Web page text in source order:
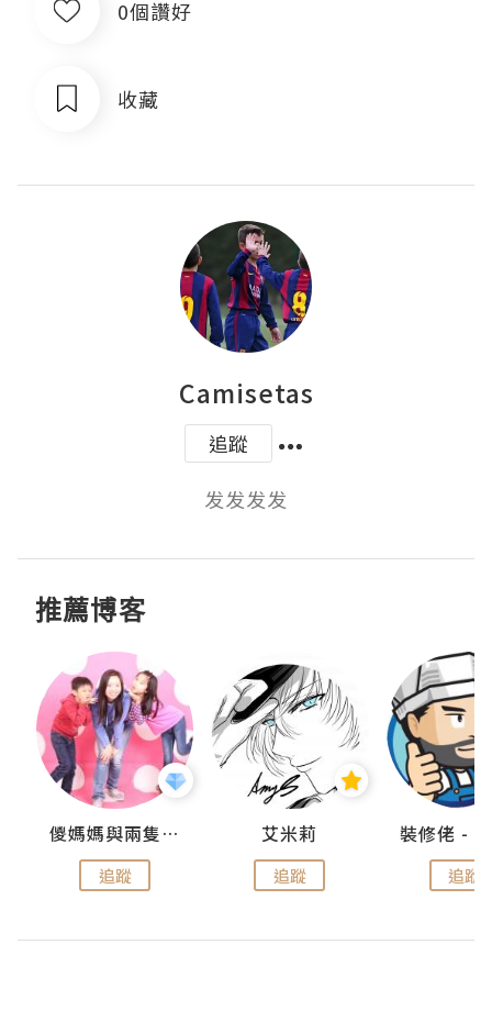
0個讚好
收藏
Camisetas
追蹤
发发发发
推薦博客
儍媽媽與兩隻小魔怪之家
追蹤
艾米莉
追蹤 追蹤